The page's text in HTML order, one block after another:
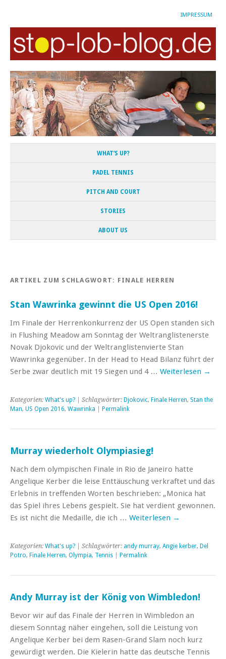
IMPRESSUM
WHAT’S UP?
PADEL TENNIS
PITCH AND COURT
STORIES
ABOUT US
ARTIKEL ZUM SCHLAGWORT: FINALE HERREN
Stan Wawrinka gewinnt die US Open 2016!
Im Finale der Herrenkonkurrenz der US Open standen sich
in Flushing Meadow am Sonntag der Weltranglistenerste
Novak Djokovic und der Weltranglistenvierte Stan
Wawrinka gegenüber. In der Head to Head Bilanz führt der
Serbe zwar deutlich mit 19 Siegen und 4 … Weiterlesen →
Kategorien: What's up? | Schlagwörter: Djokovic, Finale Herren, Stan the
Man, US Open 2016, Wawrinka Permalink
Murray wiederholt Olympiasieg!
Nach dem olympischen Finale in Rio de Janeiro hatte
Angelique Kerber die leise Enttäuschung verkraftet und das
Erlebnis in treffenden Worten beschrieben: „Monica hat
das Spiel ihres Lebens gespielt. Sie hat verdient gewonnen.
Es ist nicht die Medaille, die ich … Weiterlesen →
Kategorien: What's up? | Schlagwörter: andy murray, Angie kerber, Del
Potro, Finale Herren, Olympia, Tennis Permalink
Andy Murray ist der König von Wimbledon!
Bevor wir auf das Finale der Herren in Wimbledon an
diesem Sonntag näher eingehen, soll die Leistung von
Angelique Kerber bei dem Rasen-Grand Slam noch kurz
gewürdigt werden. Die Kielerin hatte das deutsche Tennis